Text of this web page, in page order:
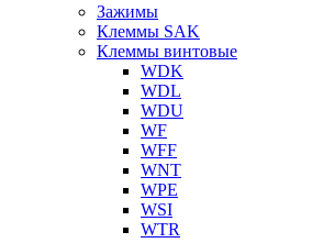
Зажимы
Клеммы SAK
Клеммы винтовые
WDK
WDL
WDU
WF
WFF
WNT
WPE
WSI
WTR